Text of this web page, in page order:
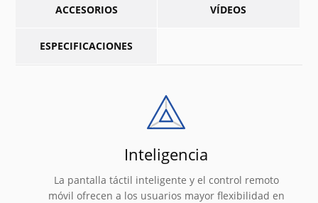
ACCESORIOS VÍDEOS
ESPECIFICACIONES
Inteligencia
La pantalla táctil inteligente y el control remoto
móvil ofrecen a los usuarios mayor flexibilidad en